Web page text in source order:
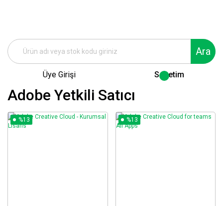
Ara
Üye Girişi Sepetim
Adobe Yetkili Satıcı
%13 %13